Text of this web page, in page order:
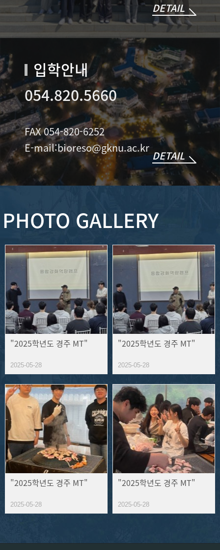
DETAIL
입학안내
054.820.5660
FAX 054-820-6252
E-mail:bioreso@gknu.ac.kr
DETAIL
PHOTO GALLERY
"2025학년도 경주 MT"
2025-05-28
"2025학년도 경주 MT"
2025-05-28
"2025학년도 경주 MT"
2025-05-28
"2025학년도 경주 MT"
2025-05-28